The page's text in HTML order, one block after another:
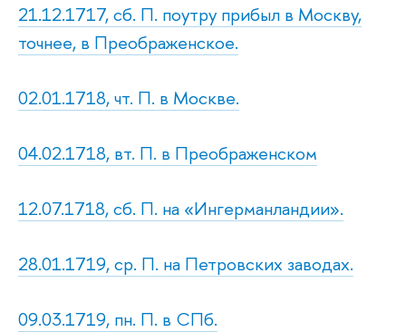
21.12.1717, сб. П. поутру прибыл в Москву,
точнее, в Преображенское.
02.01.1718, чт. П. в Москве.
04.02.1718, вт. П. в Преображенском
12.07.1718, сб. П. на «Ингерманландии».
28.01.1719, ср. П. на Петровских заводах.
09.03.1719, пн. П. в СПб.